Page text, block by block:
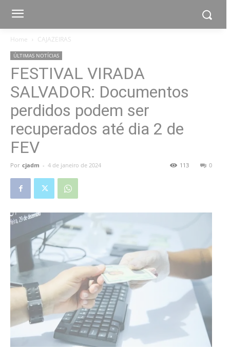
Home CAJAZEIRAS
ÚLTIMAS NOTÍCIAS
FESTIVAL VIRADA
SALVADOR: Documentos
perdidos podem ser
recuperados até dia 2 de
FEV
Por cjadm - 4 de janeiro de 2024 0
113